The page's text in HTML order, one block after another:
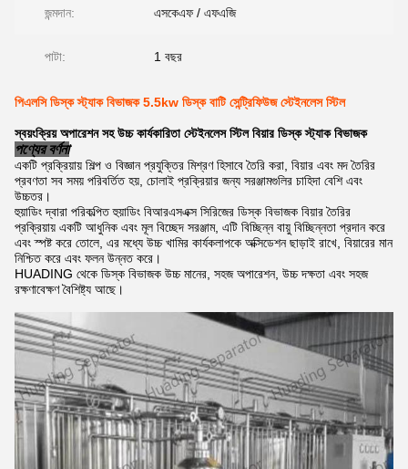
জন্মদান: এসকেএফ / এফএজি
পাটা: 1 বছর
পিএলসি ডিস্ক স্ট্যাক বিভাজক 5.5kw ডিস্ক বাটি সেন্ট্রিফিউজ স্টেইনলেস স্টিল
স্বয়ংক্রিয় অপারেশন সহ উচ্চ কার্যকারিতা স্টেইনলেস স্টিল বিয়ার ডিস্ক স্ট্যাক বিভাজক
পণ্যের বর্ণনা
একটি প্রক্রিয়ায় শিল্প ও বিজ্ঞান প্রযুক্তির মিশ্রণ হিসাবে তৈরি করা, বিয়ার এবং মদ তৈরির
প্রবণতা সব সময় পরিবর্তিত হয়, চোলাই প্রক্রিয়ার জন্য সরঞ্জামগুলির চাহিদা বেশি এবং
উচ্চতর।
হুয়াডিং দ্বারা পরিকল্পিত হুয়াডিং বিআরএসএক্স সিরিজের ডিস্ক বিভাজক বিয়ার তৈরির
প্রক্রিয়ায় একটি আধুনিক এবং মূল বিচ্ছেদ সরঞ্জাম, এটি বিচ্ছিন্ন বায়ু বিচ্ছিন্নতা প্রদান করে
এবং স্পষ্ট করে তোলে, এর মধ্যে উচ্চ খামির কার্যকলাপকে অক্সিডেশন ছাড়াই রাখে, বিয়ারের মান
নিশ্চিত করে এবং ফলন উন্নত করে।
HUADING থেকে ডিস্ক বিভাজক উচ্চ মানের, সহজ অপারেশন, উচ্চ দক্ষতা এবং সহজ
রক্ষণাবেক্ষণ বৈশিষ্ট্য আছে।